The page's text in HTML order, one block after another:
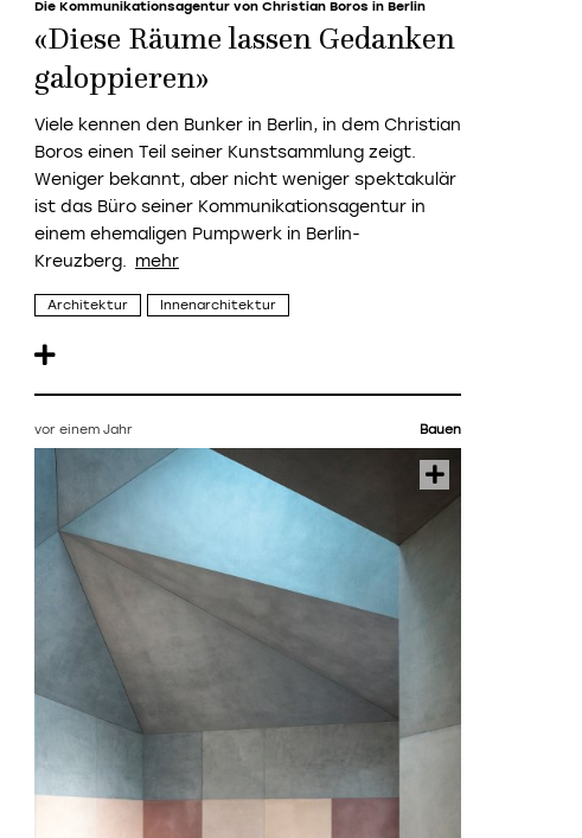
Die Kommunikationsagentur von Christian Boros in Berlin
«Diese Räume lassen Gedanken
galoppieren»
Viele kennen den Bunker in Berlin, in dem Christian
Boros einen Teil seiner Kunstsammlung zeigt.
Weniger bekannt, aber nicht weniger spektakulär
ist das Büro seiner Kommunikationsagentur in
einem ehemaligen Pumpwerk in Berlin-
Kreuzberg.
Architektur Innenarchitektur
vor einem Jahr Bauen